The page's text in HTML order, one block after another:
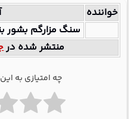
خواننده
سنگ مزارگم بشور
منتشر شده در
چه امتیازی به